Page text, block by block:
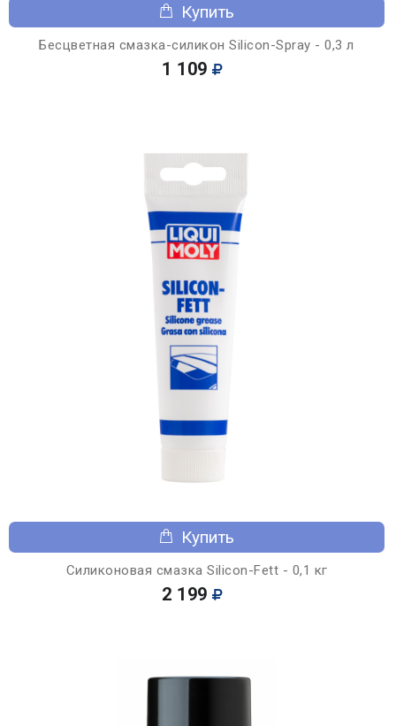
Купить
Бесцветная смазка-силикон Silicon-Spray - 0,3 л
1 109
Купить
Силиконовая смазка Silicon-Fett - 0,1 кг
2 199